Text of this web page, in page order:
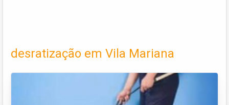
desratização em Vila Mariana